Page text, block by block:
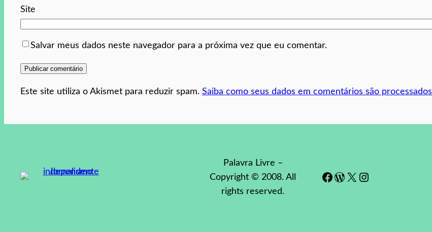
Site
Salvar meus dados neste navegador para a próxima vez que eu comentar.
Este site utiliza o Akismet para reduzir spam. Saiba como seus dados em comentários são processados
Palavra Livre –
Copyright © 2008. All
rights reserved.
Facebook WordPress # Instagram